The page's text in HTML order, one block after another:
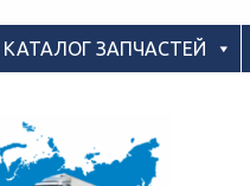
КАТАЛОГ ЗАПЧАСТЕЙ